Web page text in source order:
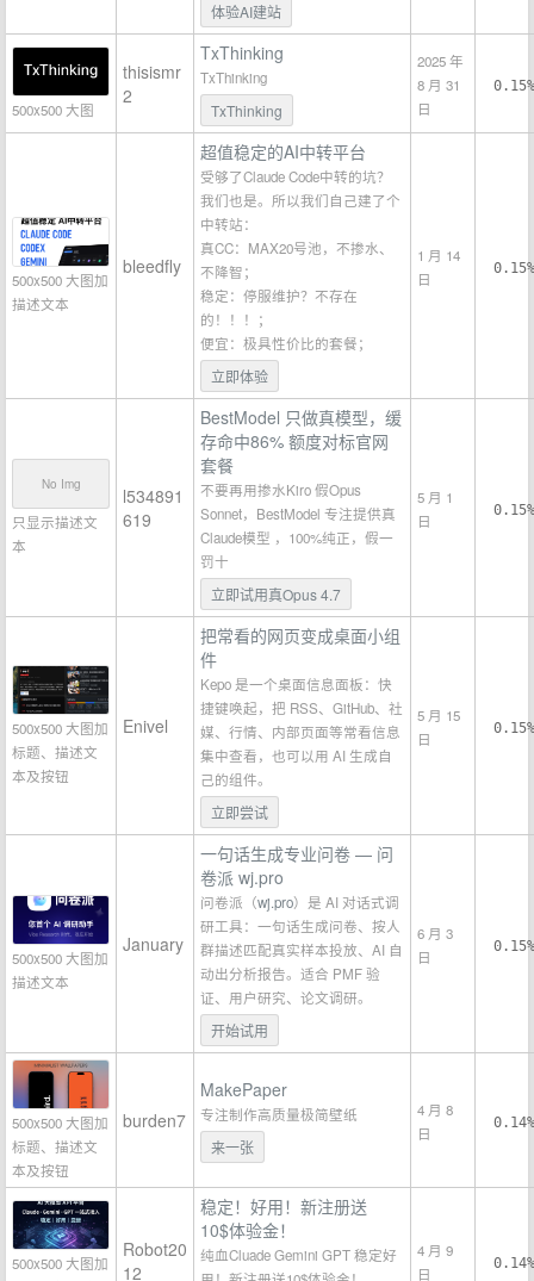
体验AI建站
500x500 大图
thisismr
2
TxThinking
TxThinking
TxThinking
2025 年
8 月 31
日
0.15%
500x500 大图加
描述文本
bleedfly
超值稳定的AI中转平台
受够了Claude Code中转的坑？
我们也是。所以我们自己建了个
中转站：
真CC：MAX20号池，不掺水、
不降智；
稳定：停服维护？不存在
的！！！；
便宜：极具性价比的套餐；
立即体验
1 月 14
日
0.15%
No Img
只显示描述文
本
l534891
619
BestModel 只做真模型，缓
存命中86% 额度对标官网
套餐
不要再用掺水Kiro 假Opus
Sonnet，BestModel 专注提供真
Claude模型 ，100%纯正，假一
罚十
立即试用真Opus 4.7
5 月 1
日
0.15%
500x500 大图加
标题、描述文
本及按钮
Enivel
把常看的网页变成桌面小组
件
Kepo 是一个桌面信息面板：快
捷键唤起，把 RSS、GitHub、社
媒、行情、内部页面等常看信息
集中查看，也可以用 AI 生成自
己的组件。
立即尝试
5 月 15
日
0.15%
500x500 大图加
描述文本
January
一句话生成专业问卷 — 问
卷派 wj.pro
问卷派（wj.pro）是 AI 对话式调
研工具：一句话生成问卷、按人
群描述匹配真实样本投放、AI 自
动出分析报告。适合 PMF 验
证、用户研究、论文调研。
开始试用
6 月 3
日
0.15%
500x500 大图加
标题、描述文
本及按钮
burden7
MakePaper
专注制作高质量极简壁纸
来一张
4 月 8
日
0.14%
500x500 大图加
Robot20
12
稳定！好用！新注册送
10$体验金！
纯血Cluade Gemini GPT 稳定好
4 月 9
日
0.14%